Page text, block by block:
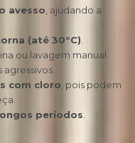
avesso , ajudando a
(até 30°C)
ou lavagem manual.
com cloro , pois podem
períodos